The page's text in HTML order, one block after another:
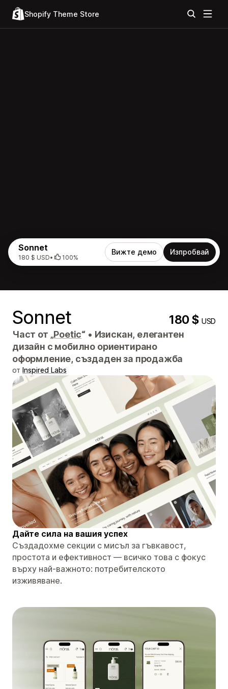
Shopify Theme Store
Sonnet
180 $ USD• 100%
Вижте демо Изпробвай
Sonnet 180 $USD
Част от „Poetic“ • Изискан, елегантен
дизайн с мобилно ориентирано
оформление, създаден за продажба
от Inspired Labs
Дайте сила на вашия успех
Създадохме секции с мисъл за гъвкавост,
простота и ефективност — всичко това с фокус
върху най-важното: потребителското
изживяване.